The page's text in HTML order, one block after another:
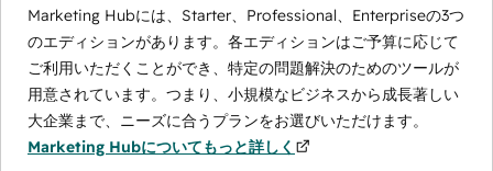
Marketing Hubには、Starter、Professional、Enterpriseの3つ
のエディションがあります。各エディションはご予算に応じて
ご利用いただくことができ、特定の問題解決のためのツールが
用意されています。つまり、小規模なビジネスから成長著しい
大企業まで、ニーズに合うプランをお選びいただけます。
Marketing Hubについてもっと詳しく